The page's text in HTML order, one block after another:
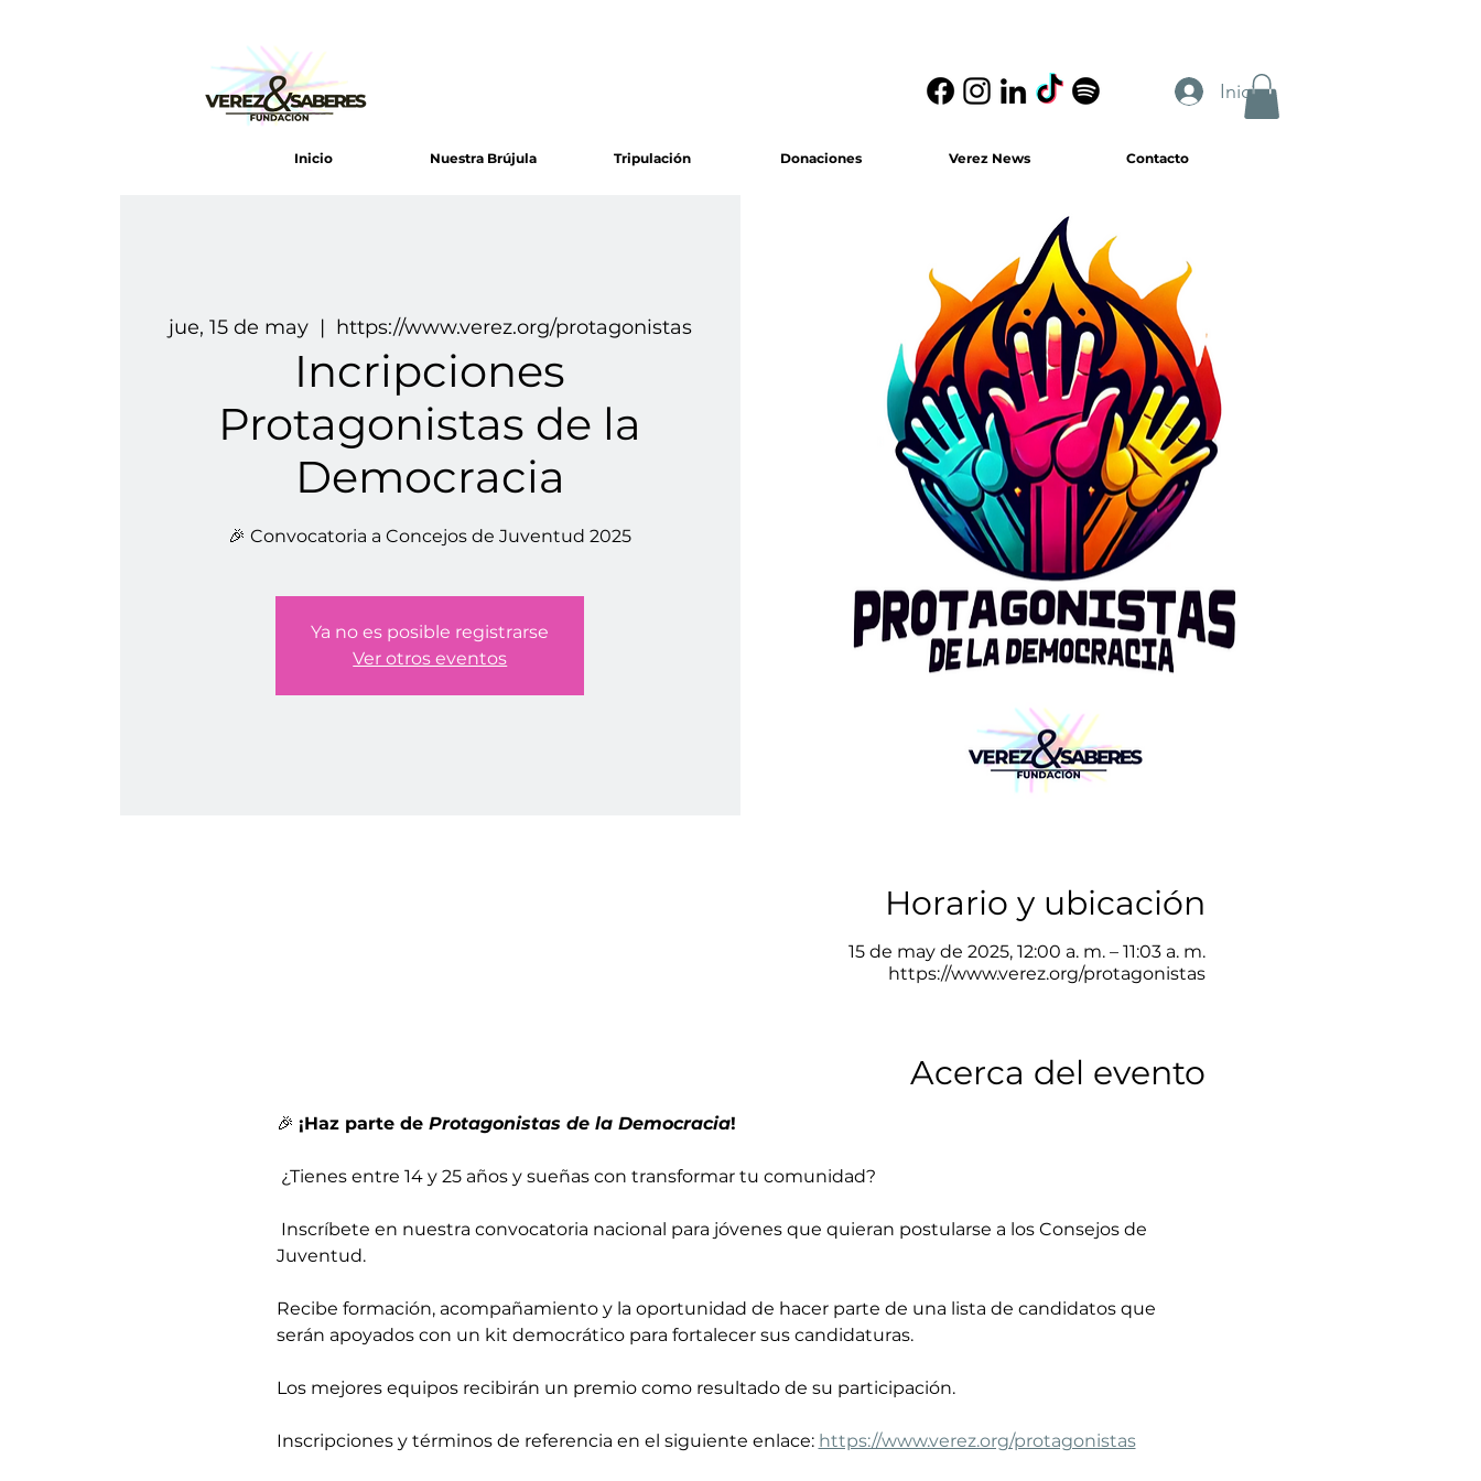
Iniciar sesión
Inicio Nuestra Brújula Tripulación Donaciones Verez News Contacto
jue, 15 de may
  |
https://www.verez.org/protagonistas
Incripciones
Protagonistas de la
Democracia
🎉 Convocatoria a Concejos de Juventud 2025
Ya no es posible registrarse
Ver otros eventos
Horario y ubicación
15 de may de 2025, 12:00 a. m. – 11:03 a. m.
https://www.verez.org/protagonistas
Acerca del evento
🎉 ¡Haz parte de Protagonistas de la Democracia!
¿Tienes entre 14 y 25 años y sueñas con transformar tu comunidad?
Juventud.
Recibe formación, acompañamiento y la oportunidad de hacer parte de una lista de candidatos que
serán apoyados con un kit democrático para fortalecer sus candidaturas.
Los mejores equipos recibirán un premio como resultado de su participación.
Inscripciones y términos de referencia en el siguiente enlace: https://www.verez.org/protagonistas